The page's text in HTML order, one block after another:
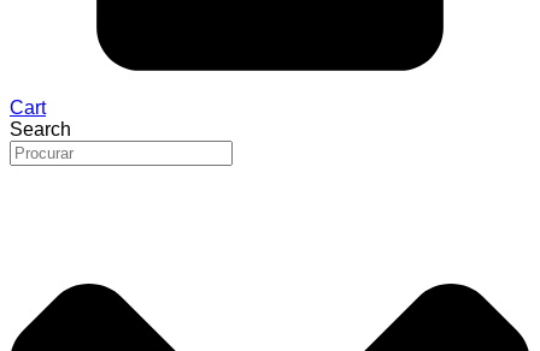
Cart
Search